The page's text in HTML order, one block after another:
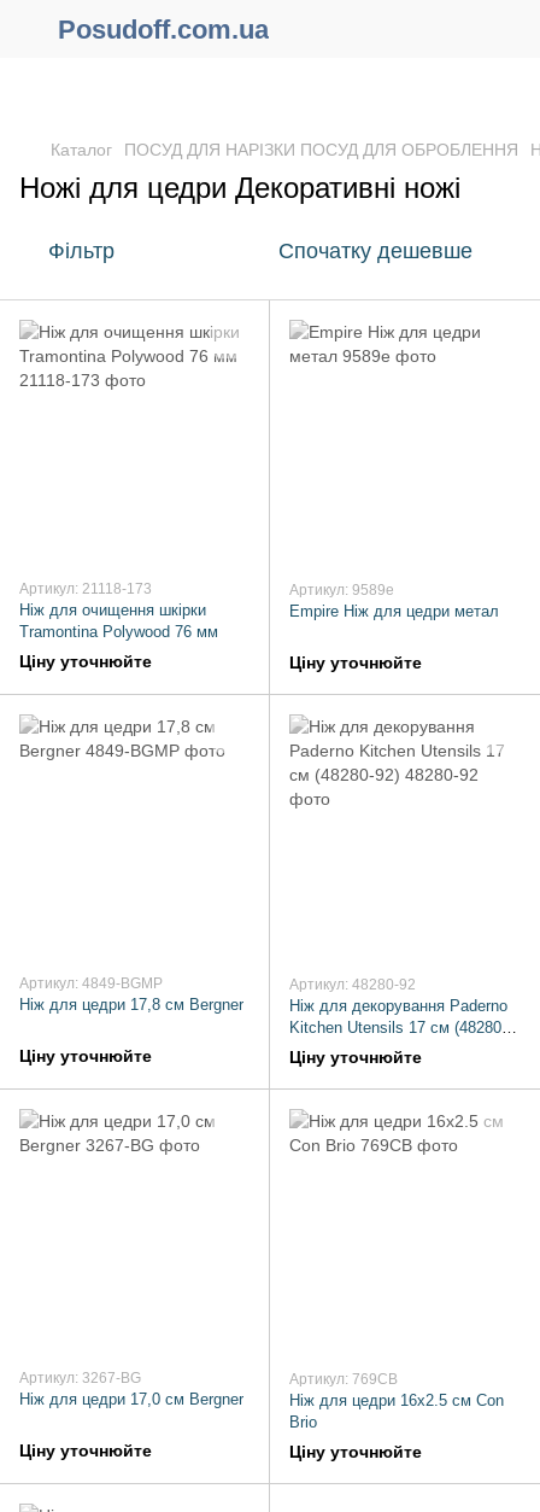
Posudoff.com.ua
Каталог ПОСУД ДЛЯ НАРІЗКИ ПОСУД ДЛЯ ОБРОБЛЕННЯ
Ножі для цедри Декоративні ножі
Фільтр Спочатку дешевше
Артикул: 21118-173
Ніж для очищення шкірки
Tramontina Polywood 76 мм
Ціну уточнюйте
Артикул: 9589e
Empire Ніж для цедри метал
Ціну уточнюйте
Артикул: 4849-BGMP
Ніж для цедри 17,8 см Bergner
Ціну уточнюйте
Артикул: 48280-92
Ніж для декорування Paderno
Kitchen Utensils 17 см (48280-
92)
Ціну уточнюйте
Артикул: 3267-BG
Ніж для цедри 17,0 см Bergner
Ціну уточнюйте
Артикул: 769CB
Ніж для цедри 16х2.5 см Con
Brio
Ціну уточнюйте